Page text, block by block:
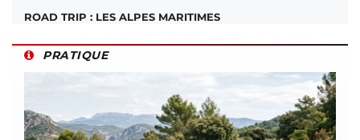
ROAD TRIP : LES ALPES MARITIMES
PRATIQUE